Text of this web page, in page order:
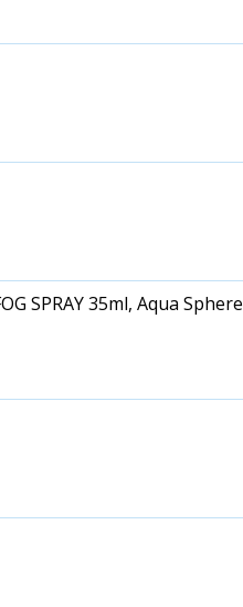
SPRAY 35ml, Aqua Sphere